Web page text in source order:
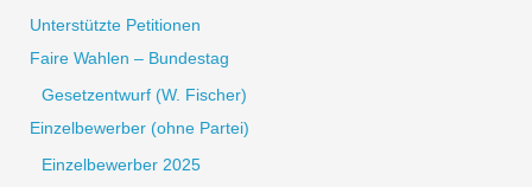
Unterstützte Petitionen
Faire Wahlen – Bundestag
Gesetzentwurf (W. Fischer)
Einzelbewerber (ohne Partei)
Einzelbewerber 2025